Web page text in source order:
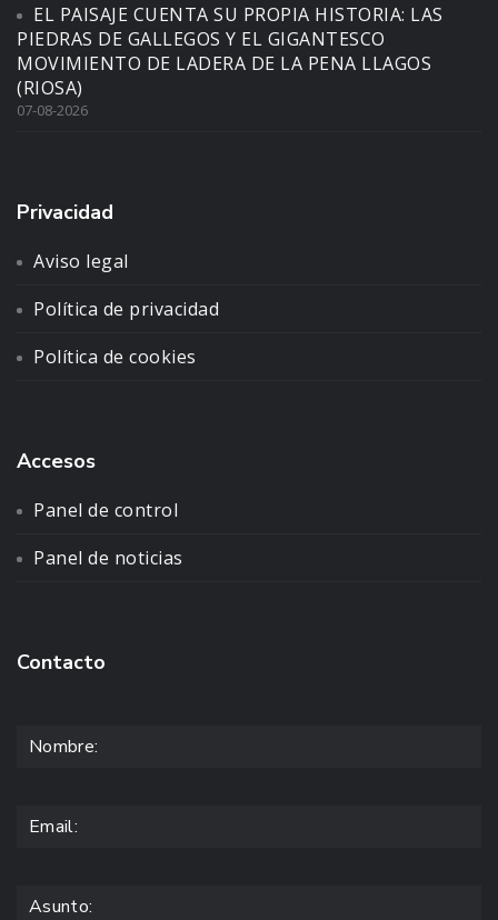
EL PAISAJE CUENTA SU PROPIA HISTORIA: LAS
PIEDRAS DE GALLEGOS Y EL GIGANTESCO
MOVIMIENTO DE LADERA DE LA PENA LLAGOS
(RIOSA)
07-08-2026
Privacidad
Aviso legal
Política de privacidad
Política de cookies
Accesos
Panel de control
Panel de noticias
Contacto